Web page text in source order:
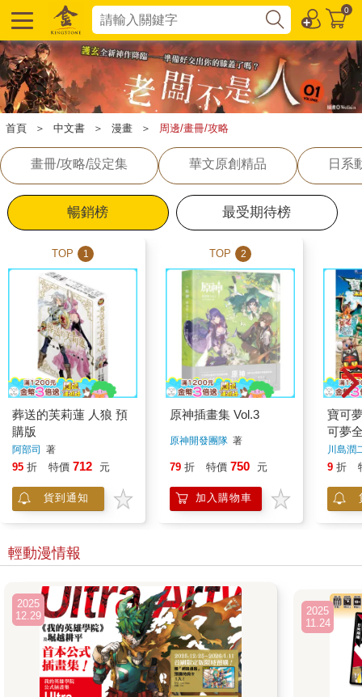
0
首頁 ＞ 中文書 ＞ 漫畫 ＞ 周邊/畫冊/攻略
畫冊/攻略/設定集 華文原創精品 日系
暢銷榜 最受期待榜
TOP 1
葬送的芙莉蓮 人狼 預
購版
阿部司 著
95 折 特價 712 元
貨到通知
TOP 2
原神插畫集 Vol.3
原神開發團隊 著
79 折 特價 750 元
加入購物車
寶可夢 太陽 & 月
可夢
川島潤
著
9 折
輕動漫情報
2025
12.29
2025
11.24